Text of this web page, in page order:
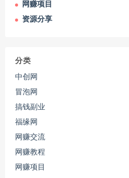
网赚项目
资源分享
分类
中创网
冒泡网
搞钱副业
福缘网
网赚交流
网赚教程
网赚项目